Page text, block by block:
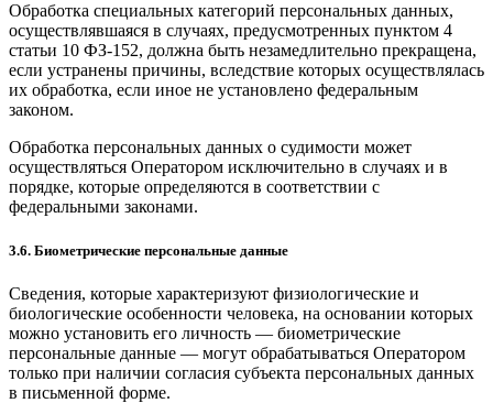
Обработка специальных категорий персональных данных,
осуществлявшаяся в случаях, предусмотренных пунктом 4
статьи 10 ФЗ-152, должна быть незамедлительно прекращена,
если устранены причины, вследствие которых осуществлялась
их обработка, если иное не установлено федеральным
законом.
Обработка персональных данных о судимости может
осуществляться Оператором исключительно в случаях и в
порядке, которые определяются в соответствии с
федеральными законами.
3.6. Биометрические персональные данные
Сведения, которые характеризуют физиологические и
биологические особенности человека, на основании которых
можно установить его личность — биометрические
персональные данные — могут обрабатываться Оператором
только при наличии согласия субъекта персональных данных
в письменной форме.